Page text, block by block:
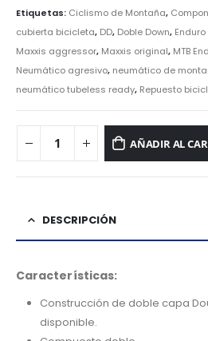
Etiquetas: Ciclismo de Montaña,
cubierta bicicleta, DD, Doble Down,
Maxxis aggressor, Maxxis original, MTB
Neumático agresivo, neumático de
neumático tubeless ready, Repuesto
AÑADIR AL
DESCRIPCIÓN
Características:
Construcción de doble capa
disponible.